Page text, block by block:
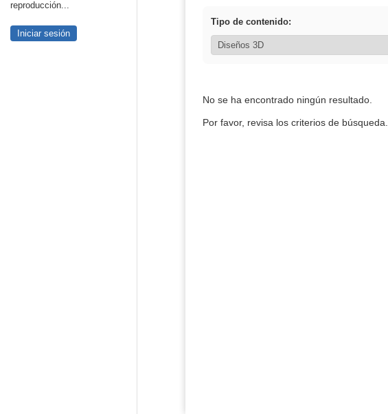
reproducción...
Iniciar sesión
Tipo de contenido:
No se ha encontrado ningún resultado.
Por favor, revisa los criterios de búsqueda.